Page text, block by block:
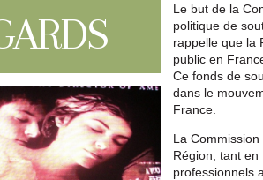
Le but de la
politique de
rappelle que la
public en
Ce fonds de
dans le
France.
La
Région, tant en
professionnels